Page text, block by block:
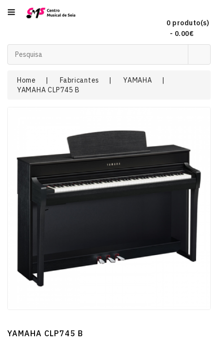
- 0.00€
Categoria
Acordeões
Audio
EFEITOS
Home Fabricantes
YAMAHA
YAMAHA CLP745 B
YAMAHA CLP745 B